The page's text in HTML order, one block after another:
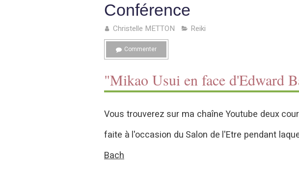
Conférence
Christelle METTON Reiki
Commenter
"Mikao Usui en face d'Edward
Vous trouverez sur ma chaîne Youtube deux
faite à l'occasion du Salon de l'Etre pendant
Bach